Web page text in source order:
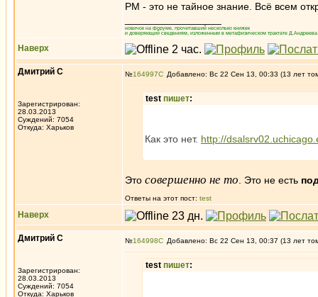
РМ - это не тайное знание. Всё всем
новичок на форуме, прочитавший несколько книжек
и доверяющий сведениям, изложенным в метафизическом трактате
Наверх
Дмитрий С
Зарегистрирован:
28.03.2013
Суждений: 7054
Откуда: Харьков
№164997 Добавлено: Вс 22 Сен 13, 00:33 (13 лет
test пишет:
Как это нет. http://
Это совершенно не то . Это не есть
Ответы на этот пост: test
Наверх
Дмитрий С
Зарегистрирован:
28.03.2013
Суждений: 7054
Откуда: Харьков
№164998 Добавлено: Вс 22 Сен 13, 00:37 (13 лет
test пишет: